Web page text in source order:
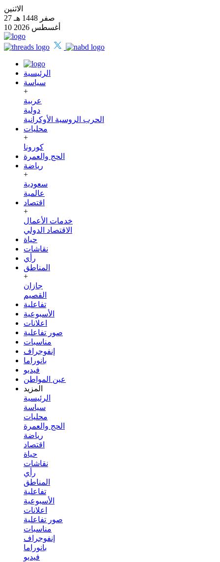
الاثنين
27 صفر 1448 هـ
10 أغسطس 2026
الرئيسية
سياسة
+
عربية
دولية
الحرب الروسية الأوكرانية
محليات
+
كورونا
الحج والعمرة
رياضة
+
سعودية
عالمية
اقتصاد
+
خدمات الأعمال
الاقتصاد الدولي
حياة
نقاشات
رأي
المناطق
+
جازان
القصيم
تفاعلية
الأسبوعية
اعلانات
صور تفاعلية
مناسبات
إنفوجراف
بانوراما
فيديو
عين المواطن
المزيد
الرئيسية
سياسة
محليات
الحج والعمرة
رياضة
اقتصاد
حياة
نقاشات
رأي
المناطق
تفاعلية
الأسبوعية
اعلانات
صور تفاعلية
مناسبات
إنفوجراف
بانوراما
فيديو